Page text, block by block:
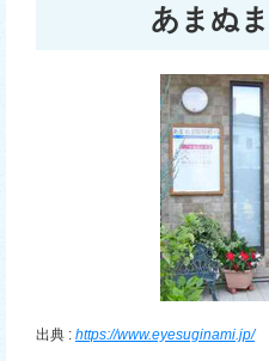
あまぬ
出典 : https://www.eyesuginami.jp/